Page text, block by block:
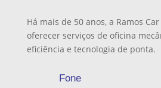
Há mais de 50 anos, a Ramos
oferecer serviços de oficina
eficiência e tecnologia de ponta.
Fone